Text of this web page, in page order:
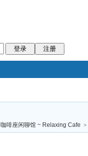
登录 注册
咖啡座闲聊馆 ~ Relaxing Cafe >